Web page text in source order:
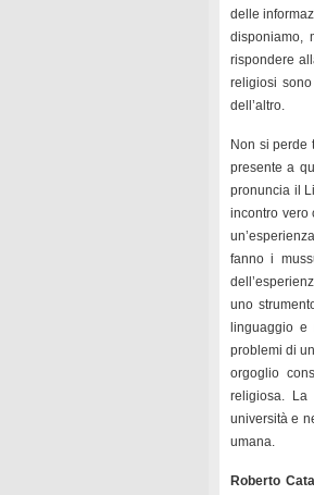
delle
disponiamo,
rispondere
religiosi
dell’altro.
Non si perde
presente a
pronuncia il
incontro vero
fanno i
uno
linguaggio
problemi di
orgoglio
religiosa. La
università e
umana.
Roberto